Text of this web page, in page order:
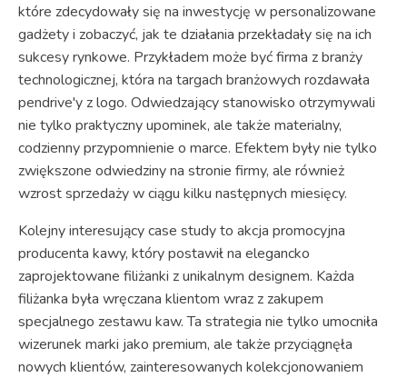
które zdecydowały się na inwestycję w personalizowane
gadżety i zobaczyć, jak te działania przekładały się na ich
sukcesy rynkowe. Przykładem może być firma z branży
technologicznej, która na targach branżowych rozdawała
pendrive'y z logo. Odwiedzający stanowisko otrzymywali
nie tylko praktyczny upominek, ale także materialny,
codzienny przypomnienie o marce. Efektem były nie tylko
zwiększone odwiedziny na stronie firmy, ale również
wzrost sprzedaży w ciągu kilku następnych miesięcy.
Kolejny interesujący case study to akcja promocyjna
producenta kawy, który postawił na elegancko
zaprojektowane filiżanki z unikalnym designem. Każda
filiżanka była wręczana klientom wraz z zakupem
specjalnego zestawu kaw. Ta strategia nie tylko umocniła
wizerunek marki jako premium, ale także przyciągnęła
nowych klientów, zainteresowanych kolekcjonowaniem